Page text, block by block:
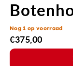
Nog 1 op voorraad
€375,00